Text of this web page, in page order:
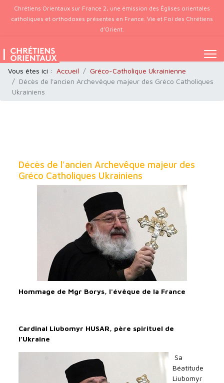
Chrétiens Orientaux sur France 2, une émission des Églises orientales
catholiques et orthodoxes présentes en France. Vie et Foi des Chrétiens
d’Orient.
Vous êtes ici : Accueil
Gréco-Catholique Ukrainienne
Décès de l'ancien Archevêque majeur des Gréco Catholiques
Ukrainiens
Décès de l'ancien Archevêque majeur des
Gréco Catholiques Ukrainiens
Hommage de Mgr Borys, l'évêque de la France
Cardinal Liubomyr HUSAR, père spirituel de
l’Ukraine
Sa
Béatitude
Liubomyr